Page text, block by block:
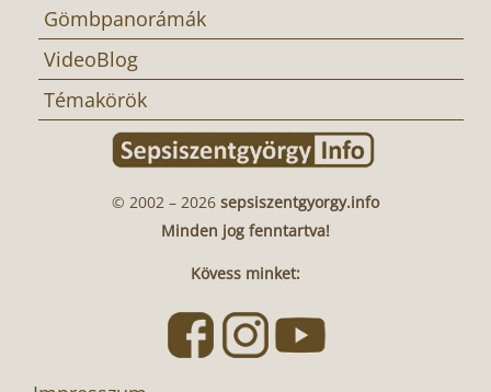
Gömbpanorámák
VideoBlog
Témakörök
© 2002 – 2026 sepsiszentgyorgy.info
Minden jog fenntartva!
Kövess minket: